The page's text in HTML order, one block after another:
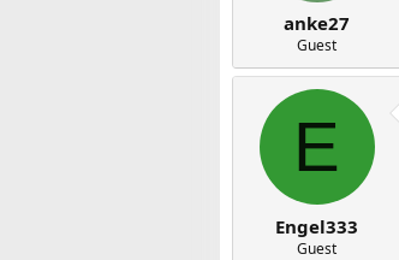
anke27
Guest
E
Engel333
Guest